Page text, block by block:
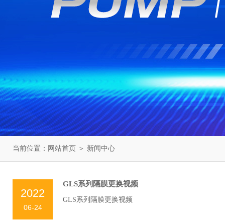
当前位置： 网站首页 ＞ 新闻中心
2022
06-24
GLS系列隔膜更换视频
GLS系列隔膜更换视频